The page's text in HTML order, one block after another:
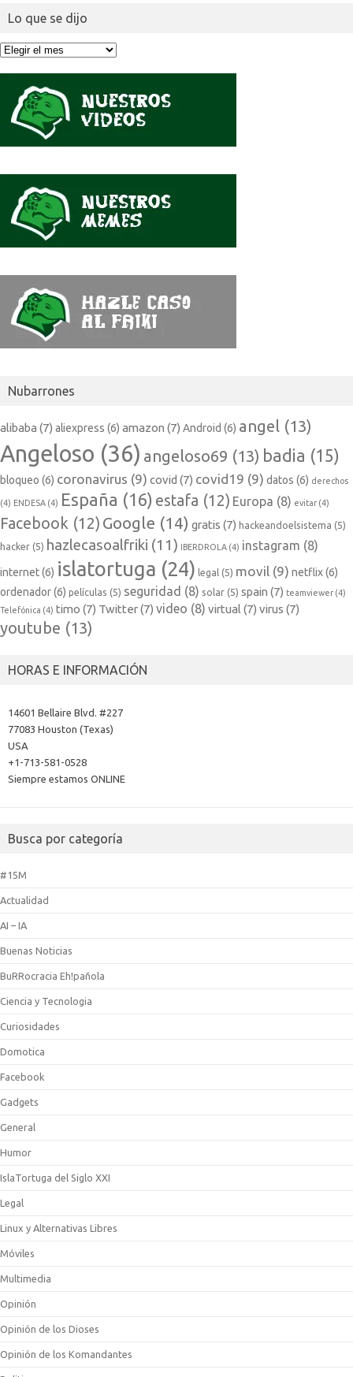
Lo que se dijo
Lo
Nubarrones
alibaba (7) aliexpress (6) amazon (7) Android (6) angel (13)
Angeloso (36) angeloso69 (13) badia (15)
bloqueo (6) coronavirus (9) covid (7) covid19 (9) datos (6) derechos
(4) ENDESA (4) España (16) estafa (12) Europa (8) evitar (4)
Facebook (12) Google (14) gratis (7) hackeandoelsistema (5)
hacker (5) hazlecasoalfriki (11) IBERDROLA (4) instagram (8)
internet(6) islatortuga (24) legal (5) movil (9) netflix(6)
ordenador(6) películas (5) seguridad (8) solar (5) spain (7) teamviewer (4)
Telefónica (4) timo (7) Twitter(7) video (8) virtual (7) virus (7)
youtube (13)
HORAS E INFORMACIÓN
14601 Bellaire Blvd. #227
77083 Houston (Texas)
USA
+1-713-581-0528
Siempre estamos ONLINE
Busca por categoría
#15M
Actualidad
AI – IA
Buenas Noticias
BuRRocracia Eh!pañola
Ciencia y Tecnologia
Curiosidades
Domotica
Facebook
Gadgets
General
Humor
IslaTortuga del Siglo XXI
Legal
Linux y Alternativas Libres
Móviles
Multimedia
Opinión
Opinión de los Dioses
Opinión de los Komandantes